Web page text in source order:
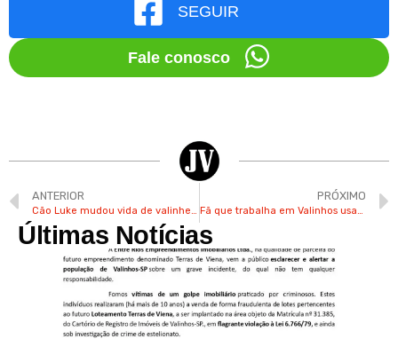
SEGUIR
Fale conosco
ANTERIOR
Cão Luke mudou vida de valinhense Idalina após ser adotado em 2015
PRÓXIMO
Fã que trabalha em Valinhos usará fantasia no show de Taylor Swift em São Paulo
Últimas Notícias